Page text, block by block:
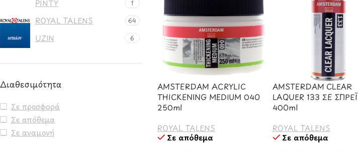
PINTY 1
ROYAL TALENS 64
UZIN 6
Διαθεσιμότητα
Σε προσφορά
Σε απόθεμα
Σε αναμονή
AMSTERDAM ACRYLIC
THICKENING MEDIUM 040
250ml
ROYAL TALENS
Σε απόθεμα
AMSTERDAM CLEAR
LAQUER 133 ΣΕ ΣΠΡΕΪ
400ml
ROYAL TALENS
Σε απόθεμα